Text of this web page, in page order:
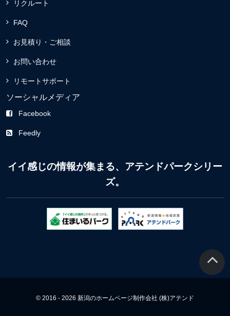
リクルート
FAQ
お見積り・ご相談
お問い合わせ
リモートサポート
ソーシャルメディア
Facebook
Feedly
イイ感じの情報が集まる、アテンドパークシリー
ズ。
© 2016 - 2026 新潟のホームページ制作会社 (株)アテンド